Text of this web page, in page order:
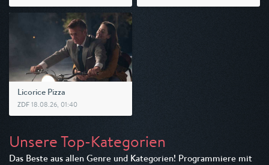
Licorice Pizza
ZDF 18.08.26, 01:40
Unsere Top-Kategorien
Das Beste aus allen Genre und Kategorien! Programmiere mit